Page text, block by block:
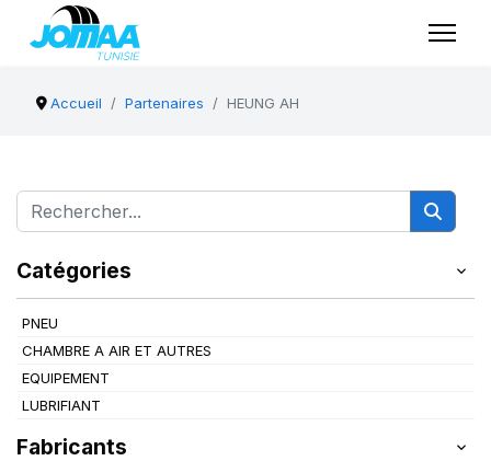
Accueil Partenaires HEUNG AH
Catégories
PNEU
CHAMBRE A AIR ET AUTRES
EQUIPEMENT
LUBRIFIANT
Fabricants